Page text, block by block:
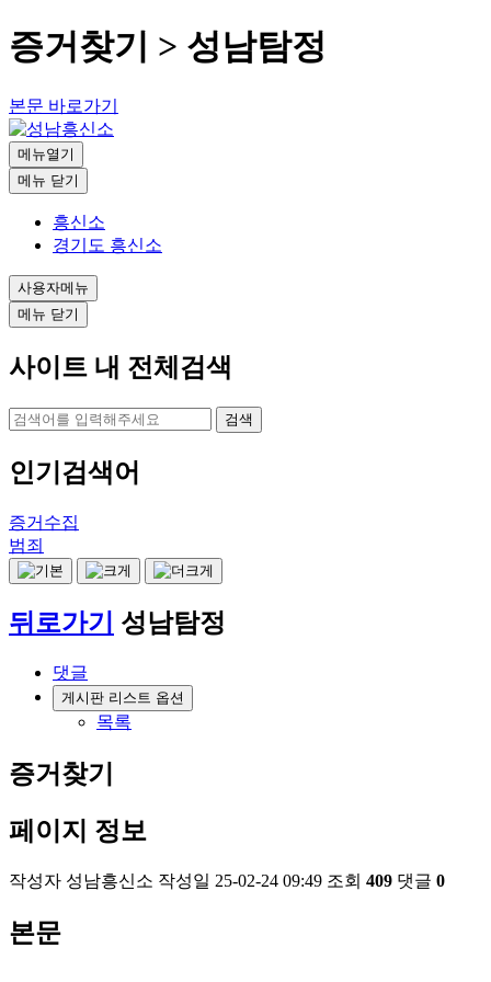
증거찾기 > 성남탐정
본문 바로가기
메뉴열기
메뉴 닫기
흥신소
경기도 흥신소
사용자메뉴
메뉴 닫기
사이트 내 전체검색
검색
인기검색어
증거수집
범죄
뒤로가기 성남탐정
댓글
게시판 리스트 옵션
목록
증거찾기
페이지 정보
작성자 성남흥신소 작성일 25-02-24 09:49 조회 409 댓글 0
본문